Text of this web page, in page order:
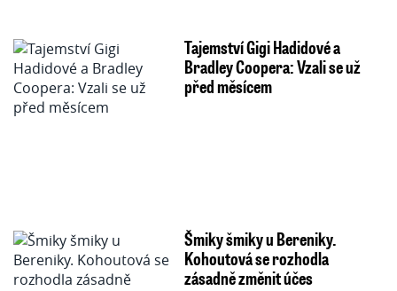
Tajemství Gigi Hadidové a
Bradley Coopera: Vzali se už
před měsícem
Šmiky šmiky u Bereniky.
Kohoutová se rozhodla
zásadně změnit účes